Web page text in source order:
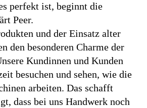
perfekt ist, beginnt die
Peer.
und der Einsatz alter
den besonderen Charme der
Kundinnen und Kunden
besuchen und sehen, wie die
arbeiten. Das schafft
dass bei uns Handwerk noch